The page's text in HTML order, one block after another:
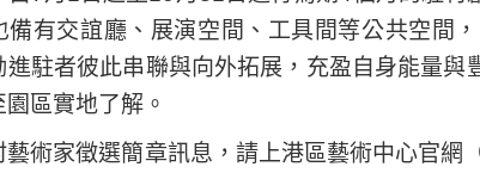
備有交誼廳、展演空間、工具間等公共空間
進駐者彼此串聯與向外拓展，充盈自身能量
園區實地了解。
藝術家徵選簡章訊息，請上港區藝術中心官